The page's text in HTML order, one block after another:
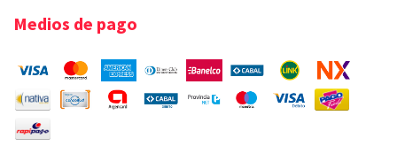
Medios de pago